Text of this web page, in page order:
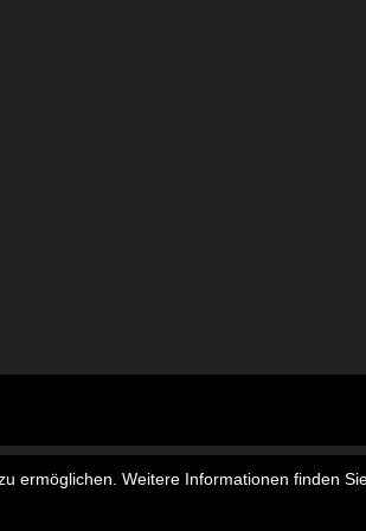
ermöglichen. Weitere Informationen finden